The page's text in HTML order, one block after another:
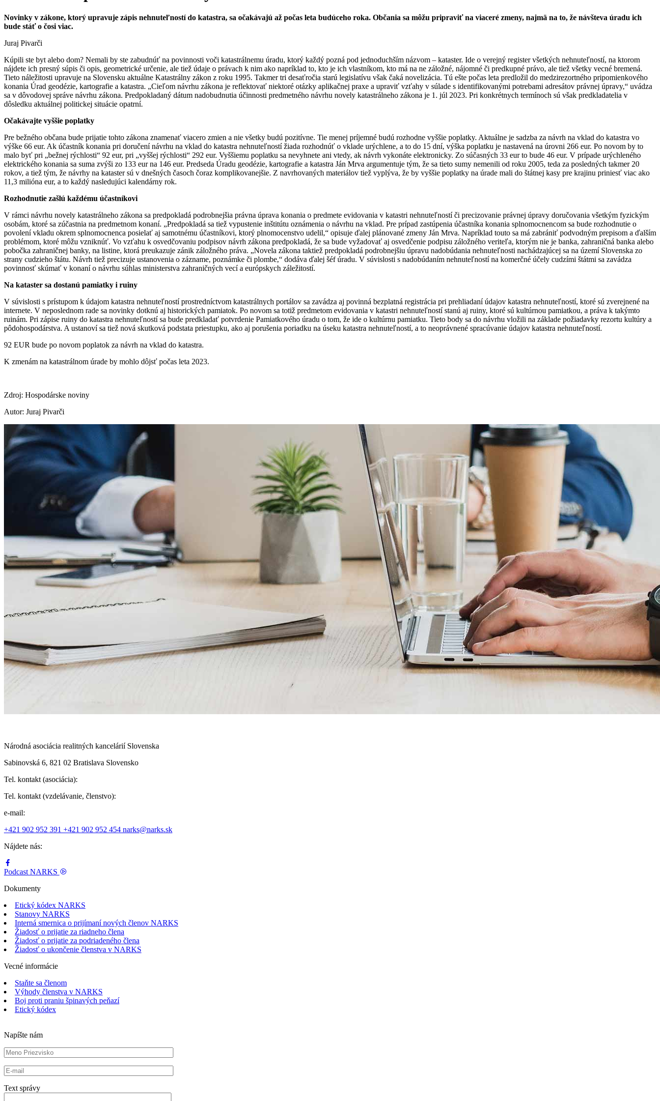
Novinky v zákone, ktorý upravuje zápis nehnuteľnostído katastra, sa očakávajú až počas leta budúceho roka. Občania sa môžu pripraviť na viaceré zmeny, najmä na to, že návšteva úradu ich
bude stáť o čosi viac.
Juraj Pivarči
Kúpili ste byt alebo dom? Nemali by ste zabudnúť na povinnosti voči katastrálnemu úradu, ktorý každý pozná pod jednoduchším názvom – kataster. Ide o verejný register všetkých nehnuteľností, na ktorom
nájdete ich presný súpis či opis, geometrické určenie, ale tiež údaje o právach k nim ako napríklad to, kto je ich vlastníkom, kto má na ne záložné, nájomné či predkupné právo, ale tiež všetky vecné bremená.
Tieto náležitosti upravuje na Slovensku aktuálne Katastrálny zákon z roku 1995. Takmer tri desaťročia starú legislatívu však čaká novelizácia. Tú ešte počas leta predložil do medzirezortného pripomienkového
konania Úrad geodézie, kartografie a katastra. „Cieľom návrhu zákona je reflektovať niektoré otázky aplikačnej praxe a upraviť vzťahy v súlade s identifikovanými potrebami adresátov právnej úpravy,“ uvádza
sa v dôvodovej správe návrhu zákona. Predpokladaný dátum nadobudnutia účinnosti predmetného návrhu novely katastrálneho zákona je 1. júl 2023. Pri konkrétnych termínoch sú však predkladatelia v
dôsledku aktuálnej politickej situácie opatrní.
Očakávajte vyššie poplatky
Pre bežného občana bude prijatie tohto zákona znamenať viacero zmien a nie všetky budú pozitívne. Tie menej príjemné budú rozhodne vyššie poplatky. Aktuálne je sadzba za návrh na vklad do katastra vo
výške 66 eur. Ak účastník konania pri doručení návrhu na vklad do katastra nehnuteľností žiada rozhodnúť o vklade urýchlene, a to do 15 dní, výška poplatku je nastavená na úrovni 266 eur. Po novom by to
malo byť pri „bežnej rýchlosti“ 92 eur, pri „vyššej rýchlosti“ 292 eur. Vyššiemu poplatku sa nevyhnete ani vtedy, ak návrh vykonáte elektronicky. Zo súčasných 33 eur to bude 46 eur. V prípade urýchleného
elektrického konania sa suma zvýši zo 133 eur na 146 eur. Predseda Úradu geodézie, kartografie a katastra Ján Mrva argumentuje tým, že sa tieto sumy nemenili od roku 2005, teda za posledných takmer 20
rokov, a tiež tým, že návrhy na kataster sú v dnešných časoch čoraz komplikovanejšie. Z navrhovaných materiálov tiež vyplýva, že by vyššie poplatky na úrade mali do štátnej kasy pre krajinu priniesť viac ako
11,3 milióna eur, a to každý nasledujúci kalendárny rok.
Rozhodnutie zašlú každému účastníkovi
V rámci návrhu novely katastrálneho zákona sa predpokladá podrobnejšia právna úprava konania o predmete evidovania v katastri nehnuteľnostíči precizovanie právnej úpravy doručovania všetkým fyzickým
osobám, ktoré sa zúčastnia na predmetnom konaní. „Predpokladá sa tiež vypustenie inštitútu oznámenia o návrhu na vklad. Pre prípad zastúpenia účastníka konania splnomocnencom sa bude rozhodnutie o
povolení vkladu okrem splnomocnenca posielať aj samotnému účastníkovi, ktorý plnomocenstvo udelil,“ opisuje ďalej plánované zmeny Ján Mrva. Napríklad touto sa má zabrániť podvodným prepisom a ďalším
problémom, ktoré môžu vzniknúť. Vo vzťahu k osvedčovaniu podpisov návrh zákona predpokladá, že sa bude vyžadovať aj osvedčenie podpisu záložného veriteľa, ktorým nie je banka, zahraničná banka alebo
pobočka zahraničnej banky, na listine, ktorá preukazuje zánik záložného práva. „Novela zákona taktiež predpokladá podrobnejšiu úpravu nadobúdania nehnuteľnosti nachádzajúcej sa na území Slovenska zo
strany cudzieho štátu. Návrh tiež precizuje ustanovenia o zázname, poznámke či plombe,“ dodáva ďalej šéf úradu. V súvislosti s nadobúdaním nehnuteľností na komerčné účely cudzími štátmi sa zavádza
povinnosť skúmať v konaní o návrhu súhlas ministerstva zahraničných vecí a európskych záležitostí.
Na kataster sa dostanú pamiatky i ruiny
V súvislosti s prístupom k údajom katastra nehnuteľností prostredníctvom katastrálnych portálov sa zavádza aj povinná bezplatná registrácia pri prehliadaní údajov katastra nehnuteľností, ktoré sú zverejnené na
internete. V neposlednom rade sa novinky dotknú aj historických pamiatok. Po novom sa totiž predmetom evidovania v katastri nehnuteľností stanú aj ruiny, ktoré sú kultúrnou pamiatkou, a práva k takýmto
ruinám. Pri zápise ruiny do katastra nehnuteľností sa bude predkladať potvrdenie Pamiatkového úradu o tom, že ide o kultúrnu pamiatku. Tieto body sa do návrhu vložili na základe požiadavky rezortu kultúry a
pôdohospodárstva. A ustanoví sa tiež nová skutková podstata priestupku, ako aj porušenia poriadku na úseku katastra nehnuteľností, a to neoprávnené spracúvanie údajov katastra nehnuteľností.
92 EUR bude po novom poplatok za návrh na vklad do katastra.
K zmenám na katastrálnom úrade by mohlo dôjsť počas leta 2023.
Zdroj: Hospodárske noviny
Autor: Juraj Pivarči
Národná asociácia realitných kancelárií Slovenska
Sabinovská 6, 821 02 Bratislava Slovensko
Tel. kontakt (asociácia):
Tel. kontakt (vzdelávanie, členstvo):
e-mail:
+421 902 952 391 +421 902 952 454 narks@narks.sk
Nájdete nás:
Podcast NARKS
Dokumenty
Etický kódex NARKS
Stanovy NARKS
Interná smernica o prijímaní nových členov NARKS
Žiadosť o prijatie za riadneho člena
Žiadosť o prijatie za podriadeného člena
Žiadosť o ukončenie členstva v NARKS
Vecné informácie
Staňte sa členom
Výhody členstva v NARKS
Boj proti praniu špinavých peňazí
Etický kódex
Napíšte nám
Text správy